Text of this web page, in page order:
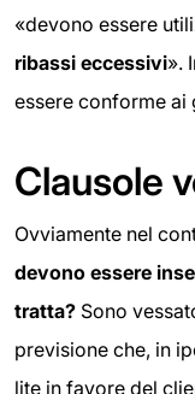
«devono essere
ribassi eccessivi».
essere conforme ai
Clausole
Ovviamente nel
devono essere
tratta? Sono
previsione che, in
lite in favore del